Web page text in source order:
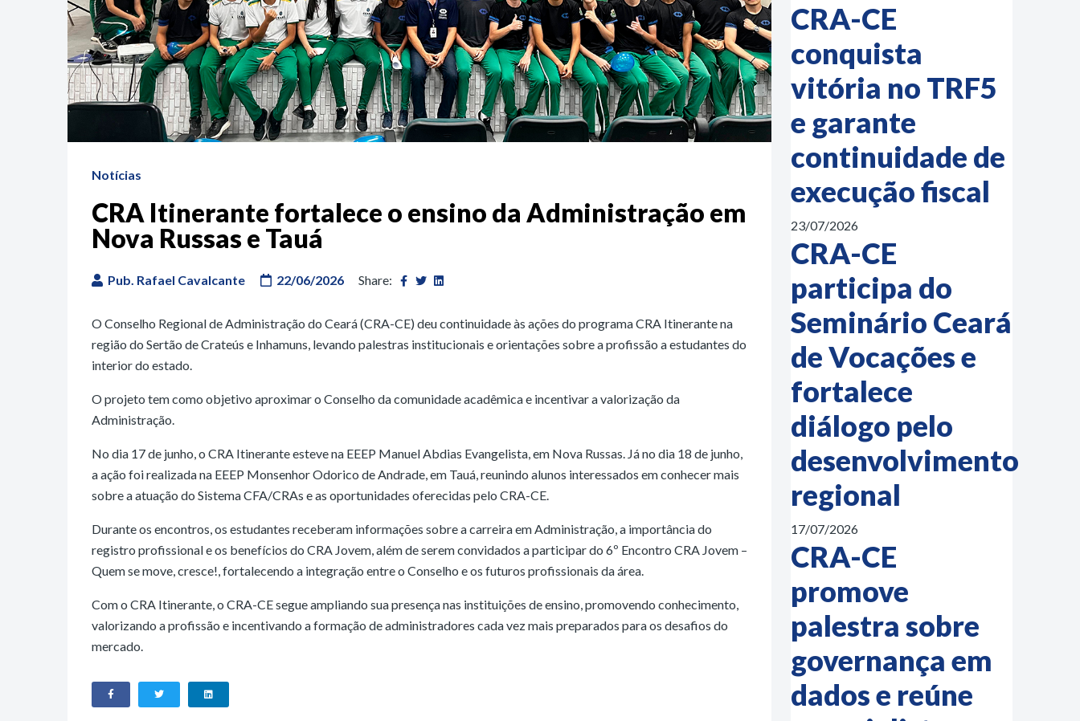
Notícias
CRA Itinerante fortalece o ensino da Administração em
Nova Russas e Tauá
Pub. Rafael Cavalcante 22/06/2026 Share:
O Conselho Regional de Administração do Ceará (CRA-CE) deu continuidade às ações do programa CRA Itinerante na
região do Sertão de Crateús e Inhamuns, levando palestras institucionais e orientações sobre a profissão a estudantes do
interior do estado.
O projeto tem como objetivo aproximar o Conselho da comunidade acadêmica e incentivar a valorização da
Administração.
No dia 17 de junho, o CRA Itinerante esteve na EEEP Manuel Abdias Evangelista, em Nova Russas. Já no dia 18 de junho,
a ação foi realizada na EEEP Monsenhor Odorico de Andrade, em Tauá, reunindo alunos interessados em conhecer mais
sobre a atuação do Sistema CFA/CRAs e as oportunidades oferecidas pelo CRA-CE.
Durante os encontros, os estudantes receberam informações sobre a carreira em Administração, a importância do
registro profissional e os benefícios do CRA Jovem, além de serem convidados a participar do 6º Encontro CRA Jovem –
Quem se move, cresce!, fortalecendo a integração entre o Conselho e os futuros profissionais da área.
Com o CRA Itinerante, o CRA-CE segue ampliando sua presença nas instituições de ensino, promovendo conhecimento,
valorizando a profissão e incentivando a formação de administradores cada vez mais preparados para os desafios do
mercado.
CRA-CE
conquista
vitória no TRF5
e garante
continuidade de
execução fiscal
23/07/2026
CRA-CE
participa do
Seminário Ceará
de Vocações e
fortalece
diálogo pelo
desenvolvimento
regional
17/07/2026
CRA-CE
promove
palestra sobre
governança em
dados e reúne